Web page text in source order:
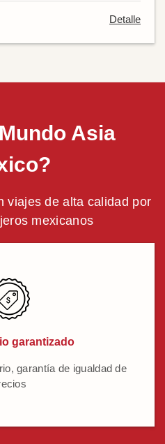
Detalle
Asia
viajes de alta calidad por
mexicanos
garantizado
garantía de igualdad de